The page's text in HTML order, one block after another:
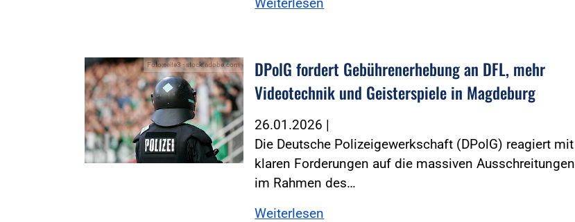
Foto:seite3 - stock.adobe.com
DPolG fordert Gebührenerhebung an DFL, mehr
Videotechnik und Geisterspiele in Magdeburg
26.01.2026 |
Die Deutsche Polizeigewerkschaft (DPolG) reagiert mit
klaren Forderungen auf die massiven Ausschreitungen
im Rahmen des…
Weiterlesen